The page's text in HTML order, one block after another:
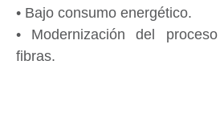
• Bajo consumo energético.
• Modernización del
fibras.